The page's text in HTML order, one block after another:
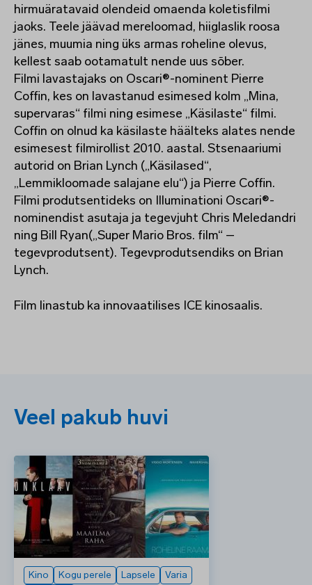
hirmuäratavaid olendeid omaenda koletisfilmi
jaoks. Teele jäävad mereloomad, hiiglaslik roosa
jänes, muumia ning üks armas roheline olevus,
kellest saab ootamatult nende uus sõber.
Filmi lavastajaks on Oscari®-nominent Pierre
Coffin, kes on lavastanud esimesed kolm „Mina,
supervaras“ filmi ning esimese „Käsilaste“ filmi.
Coffin on olnud ka käsilaste häälteks alates nende
esimesest filmirollist 2010. aastal. Stsenaariumi
autorid on Brian Lynch („Käsilased“,
„Lemmikloomade salajane elu“) ja Pierre Coffin.
Filmi produtsentideks on Illuminationi Oscari®-
nominendist asutaja ja tegevjuht Chris Meledandri
ning Bill Ryan(„Super Mario Bros. film“ –
tegevprodutsent). Tegevprodutsendiks on Brian
Lynch.
Film linastub ka innovaatilises ICE kinosaalis.
Veel pakub huvi
Kino Kogu perele Lapsele Varia